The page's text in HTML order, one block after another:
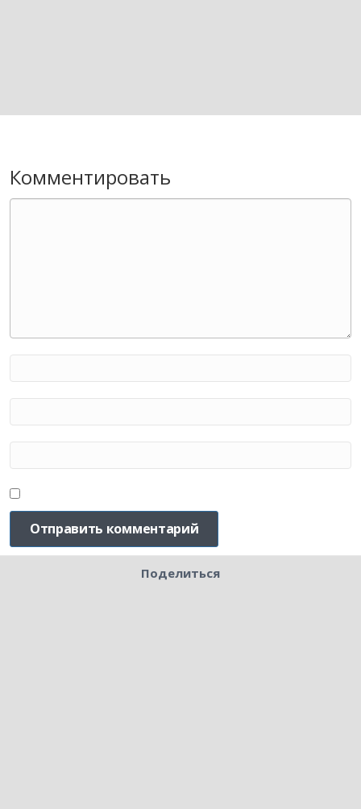
Комментировать
Поделиться